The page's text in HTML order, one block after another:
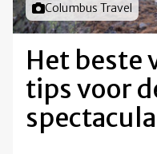
Foto door
Columbus Travel
Het beste
tips voor